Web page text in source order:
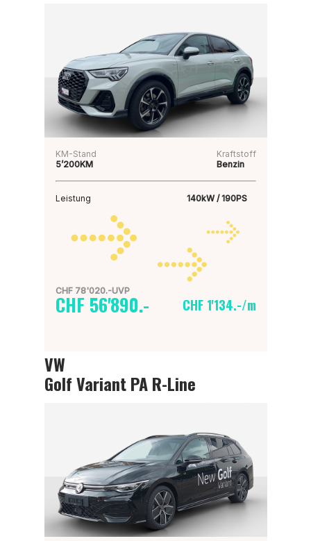
KM-Stand
5’200KM
Kraftstoff
Benzin
Leistung 140kW / 190PS
CHF 78'020.-UVP
CHF 56'890.- CHF 1'134.-/m
VW
Golf Variant PA R-Line